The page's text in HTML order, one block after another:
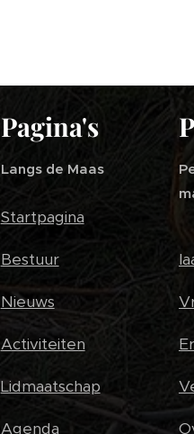
Pagina's
Langs de Maas
Startpagina
Bestuur
Nieuws
Activiteiten
Lidmaatschap
Agenda